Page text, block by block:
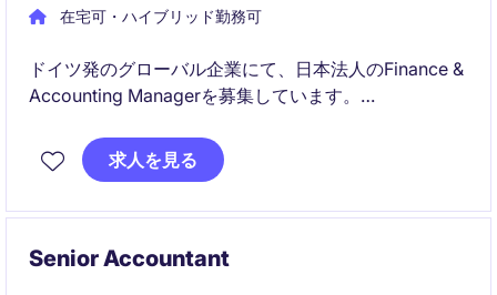
在宅可・ハイブリッド勤務可
ドイツ発のグローバル企業にて、日本法人のFinance &
Accounting Managerを募集しています。
既存の経理チームをリードしながら、ドイツ本社と連
携し、Accounting・Tax・Treasury・内部統制など幅
求人を見る
Senior Accountant